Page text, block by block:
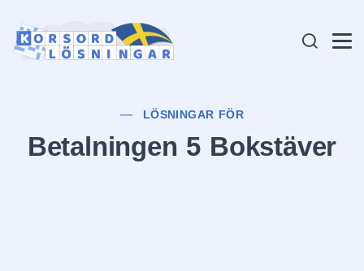
LÖSNINGAR FÖR
Betalningen 5 Bokstäver